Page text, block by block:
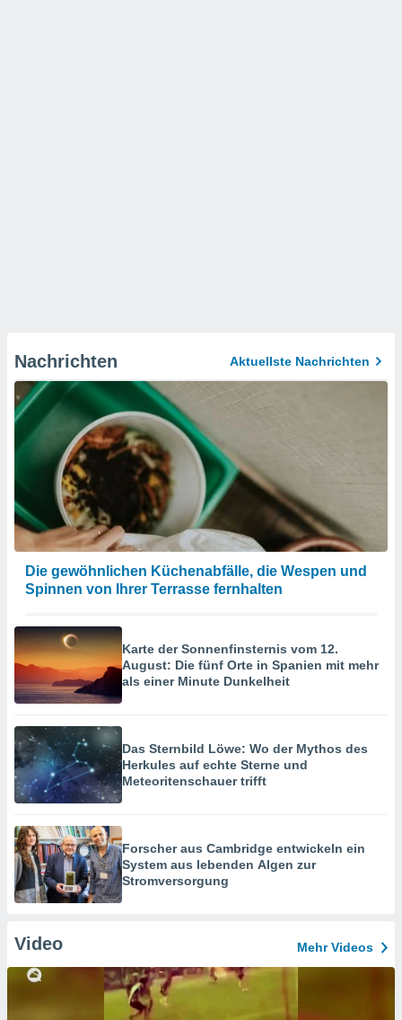
Nachrichten Aktuellste Nachrichten
Die gewöhnlichen Küchenabfälle, die Wespen und
Spinnen von Ihrer Terrasse fernhalten
Karte der Sonnenfinsternis vom 12.
August: Die fünf Orte in Spanien mit mehr
als einer Minute Dunkelheit
Das Sternbild Löwe: Wo der Mythos des
Herkules auf echte Sterne und
Meteoritenschauer trifft
Forscher aus Cambridge entwickeln ein
System aus lebenden Algen zur
Stromversorgung
Video Mehr Videos